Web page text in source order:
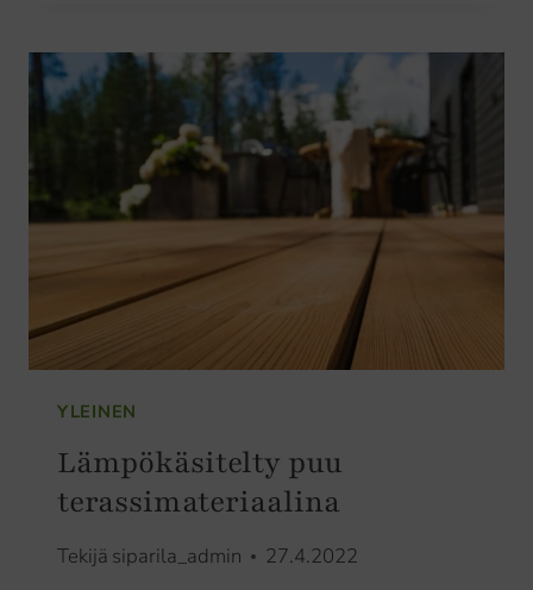
YLEINEN
Lämpökäsitelty puu
terassimateriaalina
Tekijä siparila_admin 27.4.2022